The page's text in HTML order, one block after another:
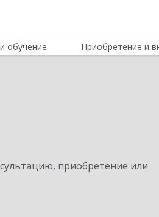
обучение Приобретение и
приобретение или